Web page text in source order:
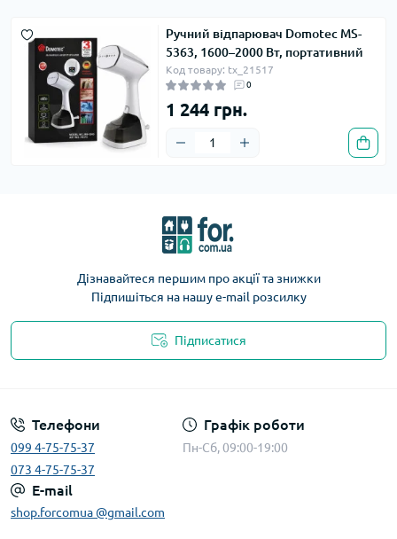
Ручний відпарювач Domotec MS-
5363, 1600–2000 Вт, портативний
Код товару: tx_21517
0
1 244 грн.
Дізнавайтеся першим про акції та знижки
Підпишіться на нашу e-mail розсилку
Підписатися
Телефони
099 4-75-75-37
073 4-75-75-37
Графік роботи
Пн-Сб, 09:00-19:00
E-mail
shop.forcomua @gmail.com